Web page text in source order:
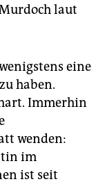
laut
eine
haben.
Immerhin
wenden:
im
ist seit